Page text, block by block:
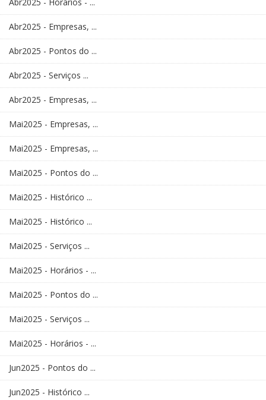
Abr2025 - Empresas, ...
Abr2025 - Pontos do ...
Abr2025 - Serviços ...
Abr2025 - Empresas, ...
Mai2025 - Empresas, ...
Mai2025 - Empresas, ...
Mai2025 - Pontos do ...
Mai2025 - Histórico ...
Mai2025 - Histórico ...
Mai2025 - Serviços ...
Mai2025 - Horários - ...
Mai2025 - Pontos do ...
Mai2025 - Serviços ...
Mai2025 - Horários - ...
Jun2025 - Pontos do ...
Jun2025 - Histórico ...